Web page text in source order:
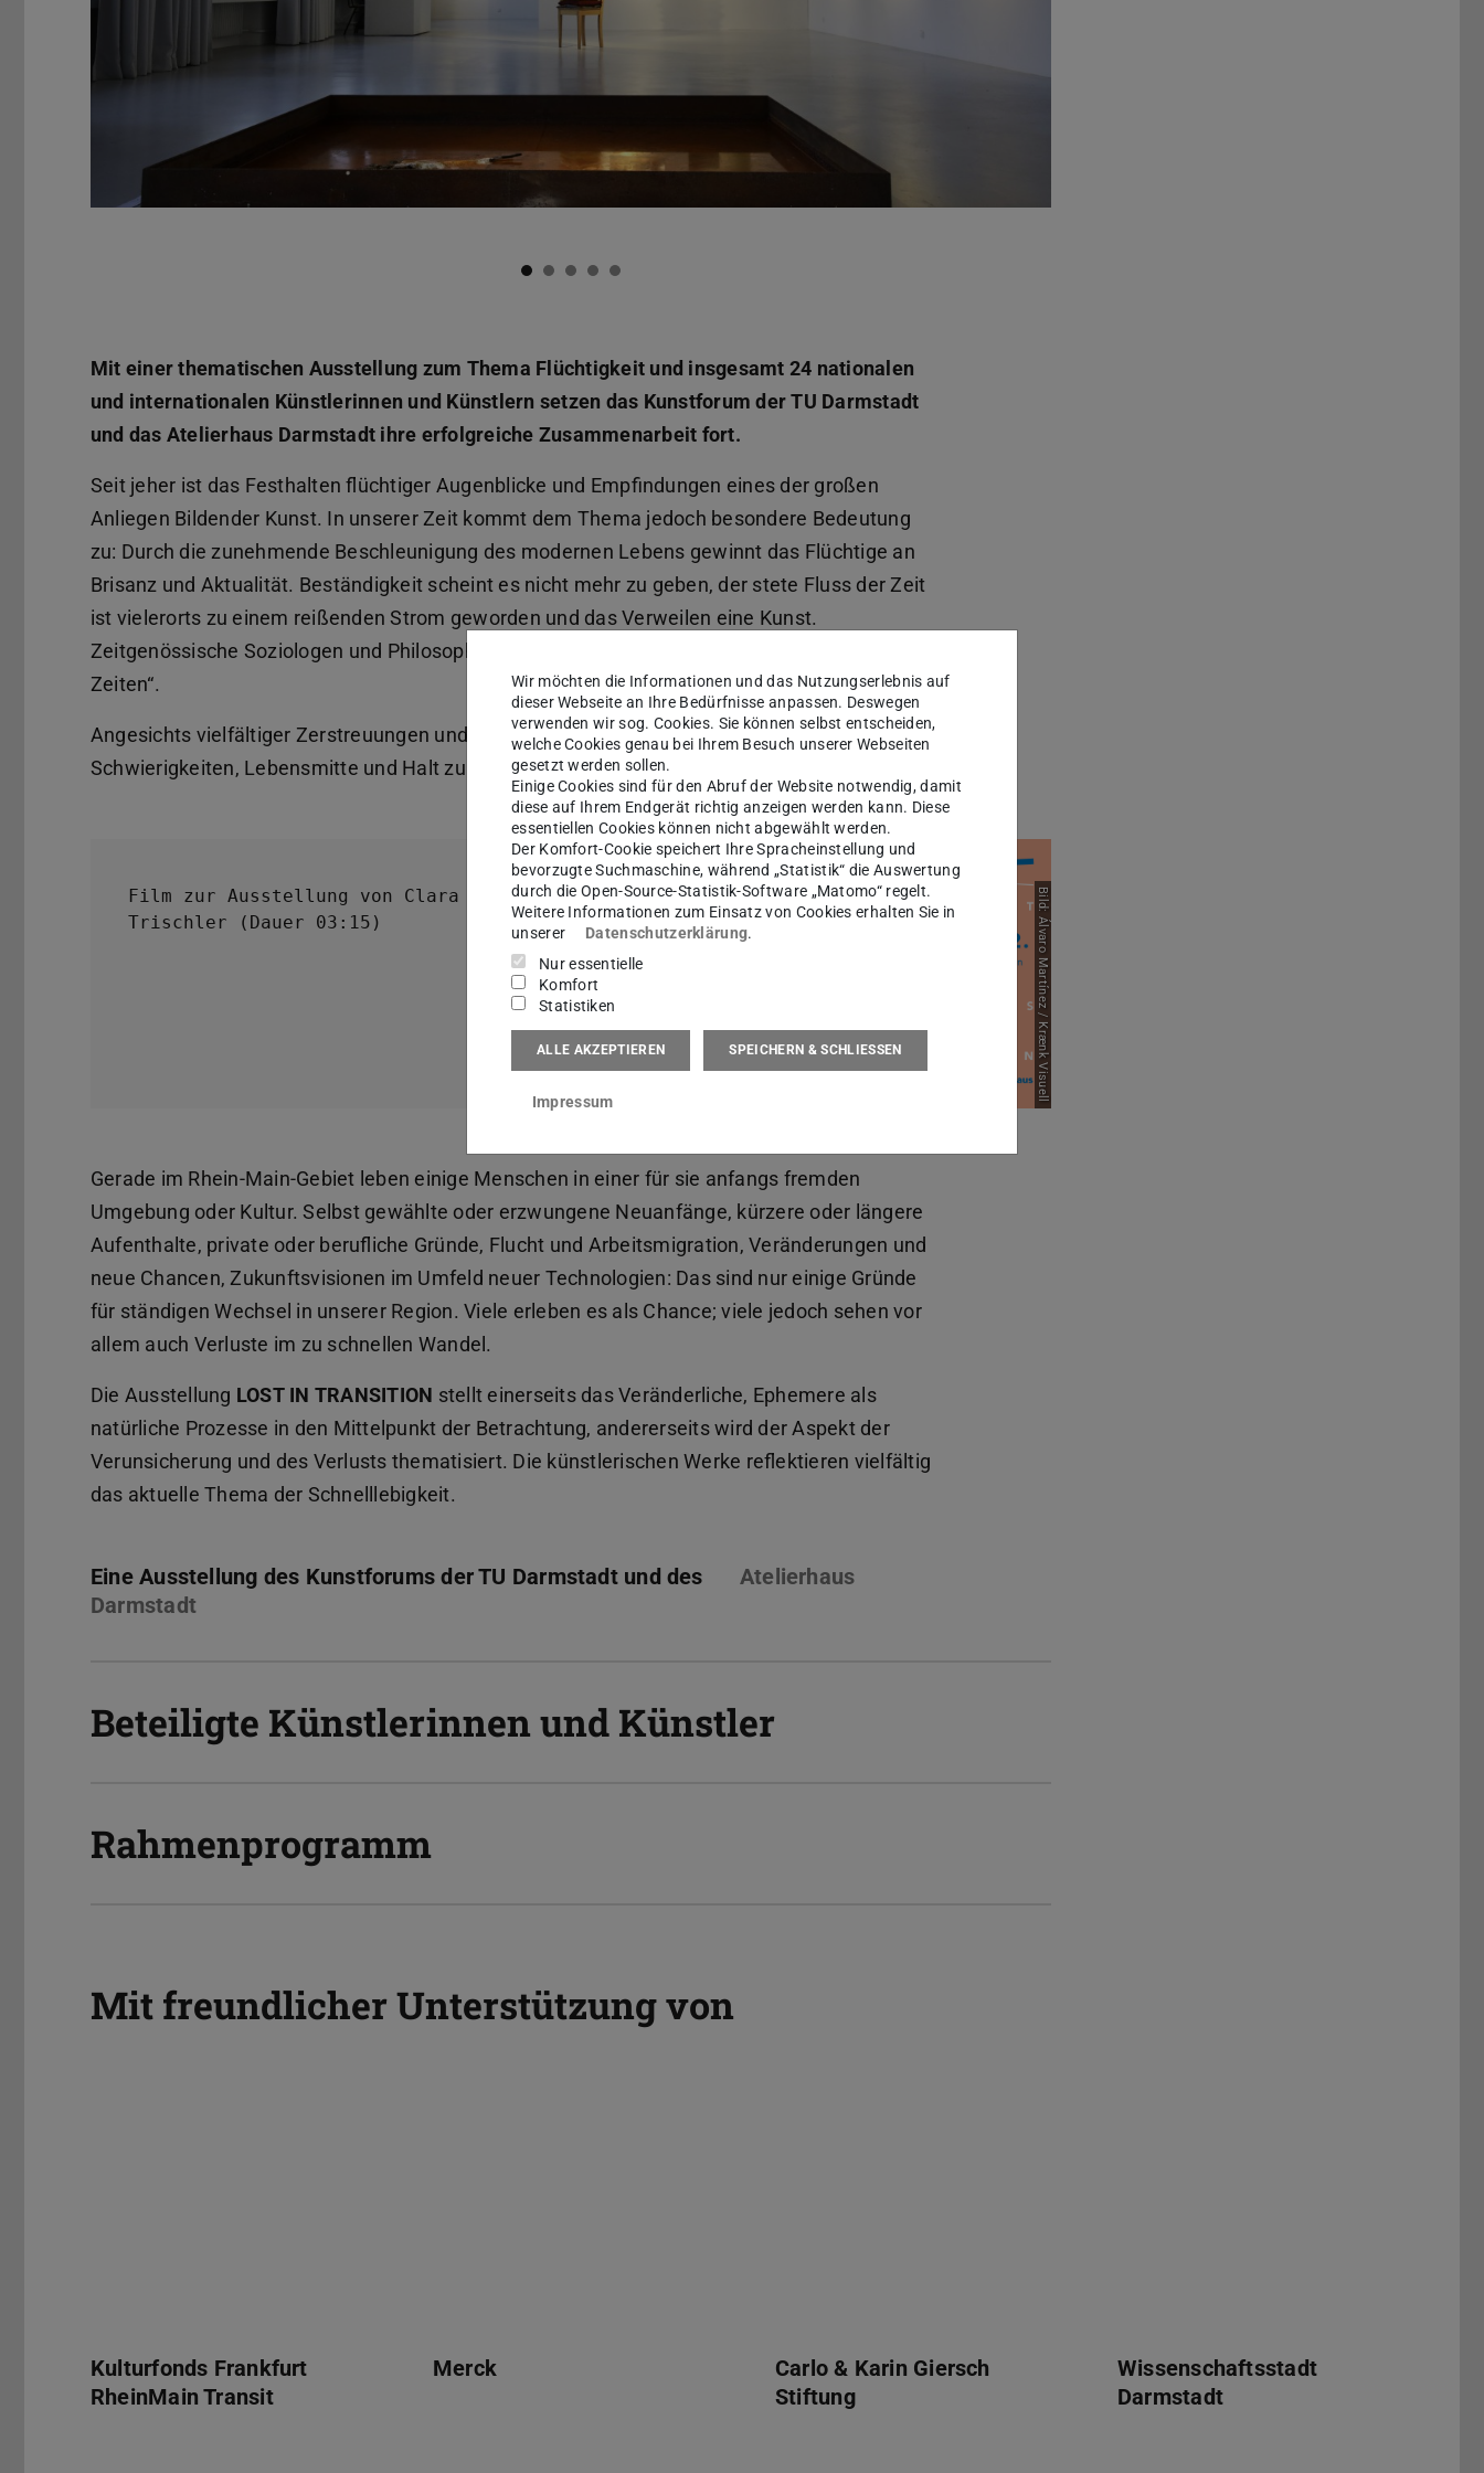
Mit einer thematischen Ausstellung zum Thema Flüchtigkeit und insgesamt 24 nationalen
und internationalen Künstlerinnen und Künstlern setzen das Kunstforum der TU Darmstadt
und das Atelierhaus Darmstadt ihre erfolgreiche Zusammenarbeit fort.
Seit jeher ist das Festhalten flüchtiger Augenblicke und Empfindungen eines der großen
Anliegen Bildender Kunst. In unserer Zeit kommt dem Thema jedoch besondere Bedeutung
zu: Durch die zunehmende Beschleunigung des modernen Lebens gewinnt das Flüchtige an
Brisanz und Aktualität. Beständigkeit scheint es nicht mehr zu geben, der stete Fluss der Zeit
ist vielerorts zu einem reißenden Strom geworden und das Verweilen eine Kunst.
Zeitgenössische Soziologen und Philosophen sprechen von Atemlosigkeit und „flüssigen
Zeiten“.
Angesichts vielfältiger Zerstreuungen und Möglichkeiten sehen sie aktuell wachsende
Schwierigkeiten, Lebensmitte und Halt zu finden.
Film zur Ausstellung von Clara
Trischler (Dauer 03:15)
Bild: Álvaro Martínez / Krænk Visuell
Gerade im Rhein-Main-Gebiet leben einige Menschen in einer für sie anfangs fremden
Umgebung oder Kultur. Selbst gewählte oder erzwungene Neuanfänge, kürzere oder längere
Aufenthalte, private oder berufliche Gründe, Flucht und Arbeitsmigration, Veränderungen und
neue Chancen, Zukunftsvisionen im Umfeld neuer Technologien: Das sind nur einige Gründe
für ständigen Wechsel in unserer Region. Viele erleben es als Chance; viele jedoch sehen vor
allem auch Verluste im zu schnellen Wandel.
Die Ausstellung LOST IN TRANSITION stellt einerseits das Veränderliche, Ephemere als
natürliche Prozesse in den Mittelpunkt der Betrachtung, andererseits wird der Aspekt der
Verunsicherung und des Verlusts thematisiert. Die künstlerischen Werke reflektieren vielfältig
das aktuelle Thema der Schnelllebigkeit.
Eine Ausstellung des Kunstforums der TU Darmstadt und des
Atelierhaus
Darmstadt
Beteiligte Künstlerinnen und Künstler
Rahmenprogramm
Mit freundlicher Unterstützung von
Kulturfonds Frankfurt
RheinMain Transit
Merck
Carlo & Karin Giersch
Stiftung
Wissenschaftsstadt
Darmstadt
Wir möchten die Informationen und das Nutzungserlebnis auf
dieser Webseite an Ihre Bedürfnisse anpassen. Deswegen
verwenden wir sog. Cookies. Sie können selbst entscheiden,
welche Cookies genau bei Ihrem Besuch unserer Webseiten
gesetzt werden sollen.
Einige Cookies sind für den Abruf der Website notwendig, damit
diese auf Ihrem Endgerät richtig anzeigen werden kann. Diese
essentiellen Cookies können nicht abgewählt werden.
Der Komfort-Cookie speichert Ihre Spracheinstellung und
bevorzugte Suchmaschine, während „Statistik“ die Auswertung
durch die Open-Source-Statistik-Software „Matomo“ regelt.
Weitere Informationen zum Einsatz von Cookies erhalten Sie in
unserer
Datenschutzerklärung.
Nur essentielle
Komfort
Statistiken
ALLE AKZEPTIEREN SPEICHERN & SCHLIESSEN
Impressum